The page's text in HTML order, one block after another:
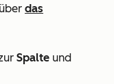
das
Spalte und